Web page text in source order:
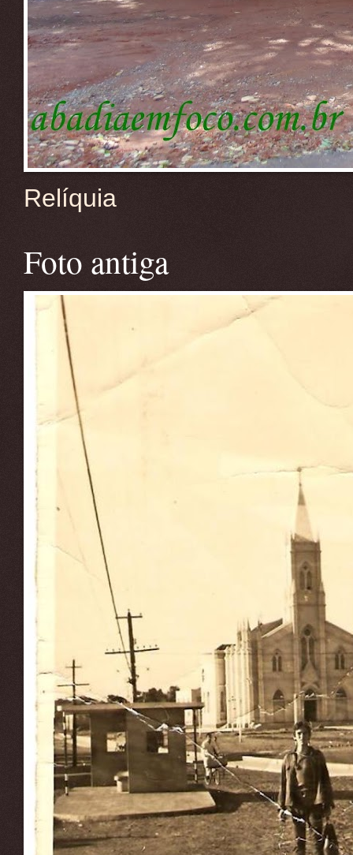
Relíquia
Foto antiga